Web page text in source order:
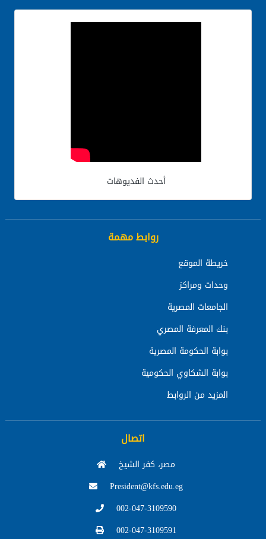
أحدث الفديوهات
روابط مهمة
خريطة الموقع
وحدات ومراكز
الجامعات المصرية
بنك المعرفة المصري
بوابة الحكومة المصرية
بوابة الشكاوي الحكومية
المزيد من الروابط
اتصال
مصر، كفر الشيخ
President@kfs.edu.eg
002-047-3109590
002-047-3109591